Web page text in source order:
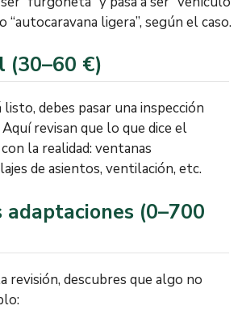
“autocaravana ligera”, según el caso.
(30–60 €)
debes pasar una inspección
revisan que lo que dice el
la realidad: ventanas
de asientos, ventilación, etc.
adaptaciones (0–700
revisión, descubres que algo no